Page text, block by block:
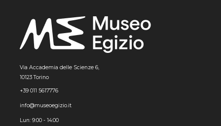
Via Accademia delle Scienze 6,
10123 Torino
+39 011 5617776
info@museoegizio.it
Lun: 9:00 - 14:00